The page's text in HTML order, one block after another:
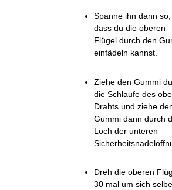
Spanne ihn dann so,
dass du die oberen
Flügel durch den
einfädeln kannst.
Ziehe den Gummi
die Schlaufe des
Drahts und ziehe
Gummi dann durch
Loch der unteren
Dreh die oberen
30 mal um sich